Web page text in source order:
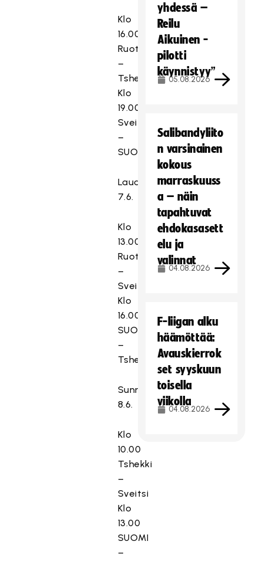
Klo
16.00
Ruotsi
–
Tshekki
Klo
19.00
Sveitsi
–
SUOMI
Lauantai
7.6.
Klo
13.00
Ruotsi
–
Sveitsi
Klo
16.00
SUOMI
–
Tshekki
Sunnuntai
8.6.
Klo
10.00
Tshekki
–
Sveitsi
Klo
13.00
SUOMI
–
yhdessä –
Reilu
Aikuinen -
pilotti
käynnistyy”
05.08.2026
Salibandyliito
n varsinainen
kokous
marraskuuss
a – näin
tapahtuvat
ehdokasasett
elu ja
valinnat
04.08.2026
F-liigan alku
häämöttää:
Avauskierrok
set syyskuun
toisella
viikolla
04.08.2026